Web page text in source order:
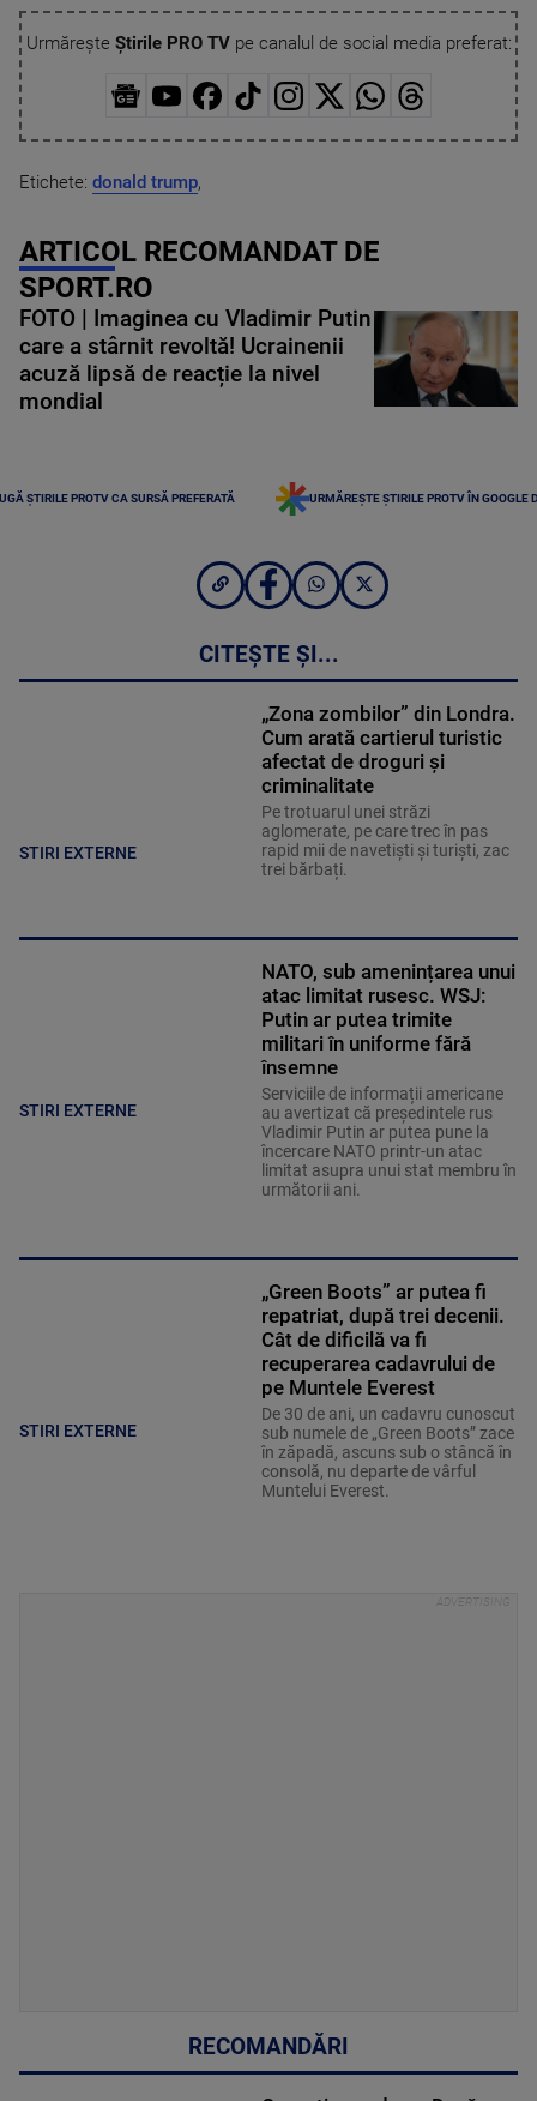
Urmărește Știrile PRO TVpe canalul de social media preferat:
Etichete: donald trump,
ARTICOL RECOMANDAT DE
SPORT.RO
FOTO | Imaginea cu Vladimir Putin
care a stârnit revoltă! Ucrainenii
acuză lipsă de reacție la nivel
mondial
ȘTIRILE PROTV CA SURSĂ PREFERATĂ URMĂREȘTE ȘTIRILE PROTV ÎN GOOGLE
CITEȘTE ȘI...
STIRI EXTERNE
„Zona zombilor” din Londra.
Cum arată cartierul turistic
afectat de droguri și
criminalitate
Pe trotuarul unei străzi
aglomerate, pe care trec în pas
rapid mii de navetiști și turiști, zac
trei bărbați.
STIRI EXTERNE
NATO, sub amenințarea unui
atac limitat rusesc. WSJ:
Putin ar putea trimite
militari în uniforme fără
însemne
Serviciile de informații americane
au avertizat că președintele rus
Vladimir Putin ar putea pune la
încercare NATO printr-un atac
limitat asupra unui stat membru în
următorii ani.
STIRI EXTERNE
„Green Boots” ar putea fi
repatriat, după trei decenii.
Cât de dificilă va fi
recuperarea cadavrului de
pe Muntele Everest
De 30 de ani, un cadavru cunoscut
sub numele de „Green Boots” zace
în zăpadă, ascuns sub o stâncă în
consolă, nu departe de vârful
Muntelui Everest.
RECOMANDĂRI